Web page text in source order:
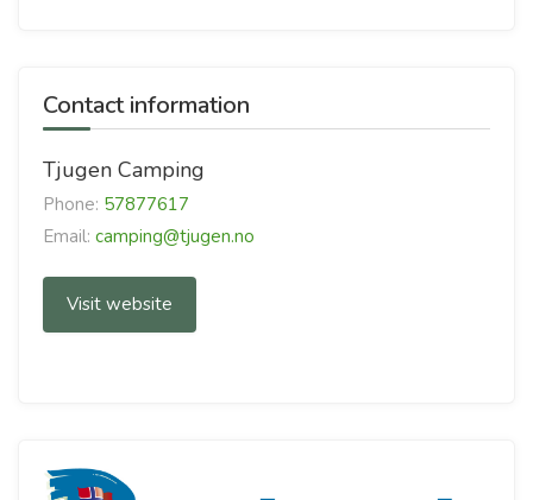
Contact information
Tjugen Camping
Phone: 57877617
Email: camping@tjugen.no
Visit website